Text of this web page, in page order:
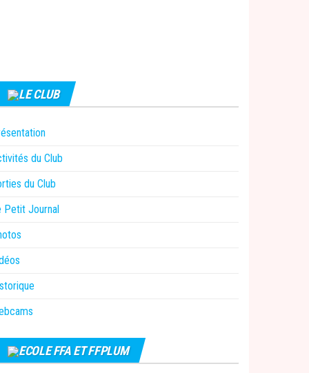
LE CLUB
du Club
du Club
Petit Journal
ECOLE FFA ET FFPLUM